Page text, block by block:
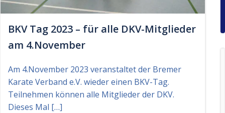
BKV Tag 2023 – für alle DKV-Mitglieder
am 4.November
Am 4.November 2023 veranstaltet der Bremer
Karate Verband e.V. wieder einen BKV-Tag.
Teilnehmen können alle Mitglieder der DKV.
Dieses Mal […]